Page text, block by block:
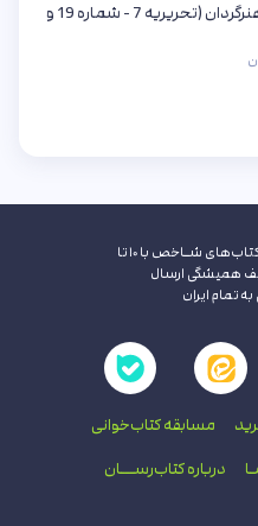
ماهنامه سوره: هنرگردان (تحریریه 7 - شماره 19 و
شــبکه توزیـع کتاب‌های شـاخص با ۱۰ تا
همیشگی ارسال
تمام ایران
مسابقه کتاب‌خوانی
درباره کتاب‌رســـان